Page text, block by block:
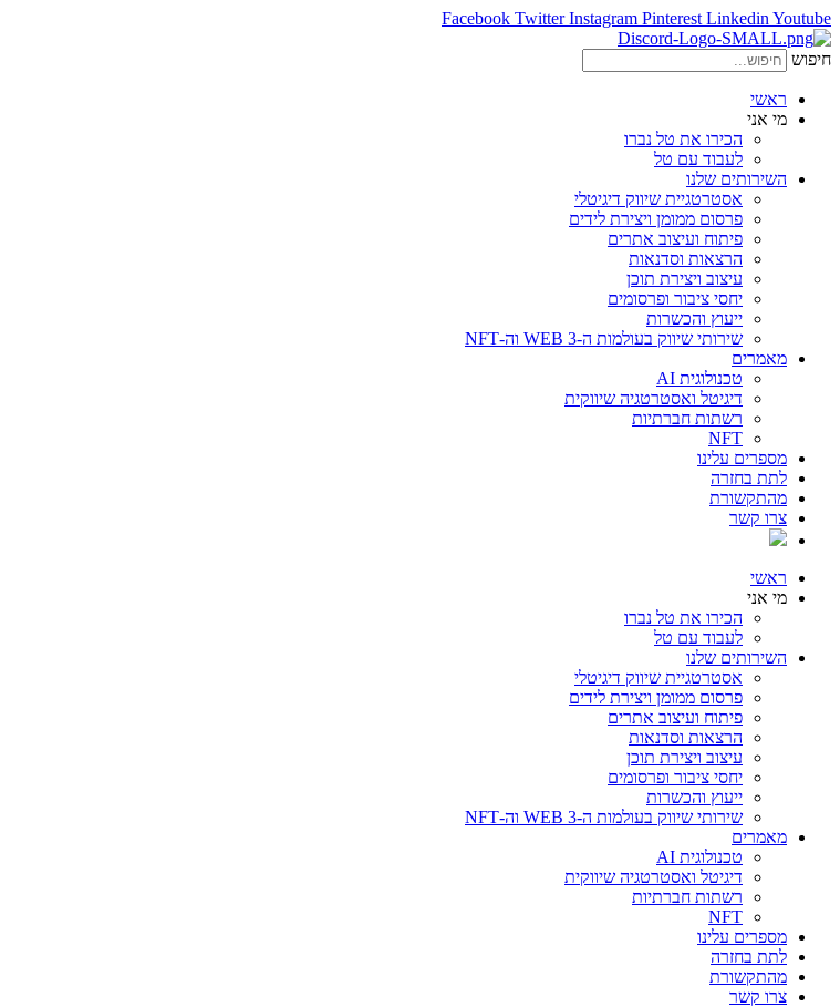
Facebook Twitter Instagram Pinterest Linkedin Youtube
חיפוש
ראשי
מי אני
הכירו את טל נברו
לעבוד עם טל
השירותים שלנו
אסטרטגיית שיווק דיגיטלי
פרסום ממומן ויצירת לידים
פיתוח ועיצוב אתרים
הרצאות וסדנאות
עיצוב ויצירת תוכן
יחסי ציבור ופרסומים
ייעוץ והכשרות
שירותי שיווק בעולמות ה-WEB 3 וה-NFT
מאמרים
טכנולוגית AI
דיגיטל ואסטרטגיה שיווקית
רשתות חברתיות
NFT
מספרים עלינו
לתת בחזרה
מהתקשורת
צרו קשר
ראשי
מי אני
הכירו את טל נברו
לעבוד עם טל
השירותים שלנו
אסטרטגיית שיווק דיגיטלי
פרסום ממומן ויצירת לידים
פיתוח ועיצוב אתרים
הרצאות וסדנאות
עיצוב ויצירת תוכן
יחסי ציבור ופרסומים
ייעוץ והכשרות
שירותי שיווק בעולמות ה-WEB 3 וה-NFT
מאמרים
טכנולוגית AI
דיגיטל ואסטרטגיה שיווקית
רשתות חברתיות
NFT
מספרים עלינו
לתת בחזרה
מהתקשורת
צרו קשר